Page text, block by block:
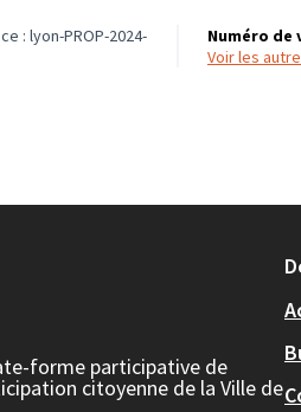
: lyon-PROP-2024-
Numéro de
voir les
forme participative de
citoyenne de la Ville de